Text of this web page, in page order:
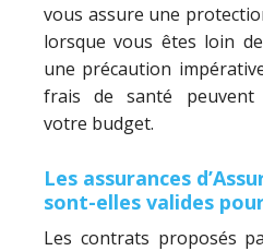
vous assure une
lorsque vous êtes loin
une précaution
frais de santé peuvent
votre budget.
Les assurances
sont-elles valides
Les contrats proposés